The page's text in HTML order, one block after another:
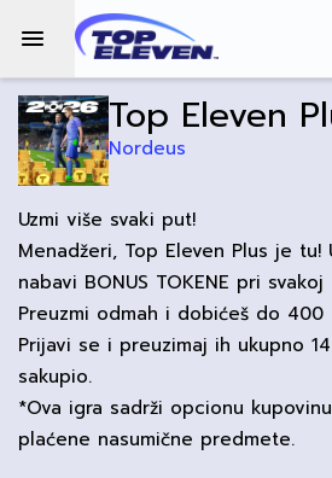
Top Eleven
Nordeus
Uzmi više svaki put!
Menadžeri, Top Eleven Plus je tu!
nabavi BONUS TOKENE pri
Preuzmi odmah i dobićeš do
Prijavi se i preuzimaj ih ukupno
sakupio.
*Ova igra sadrži opcionu
plaćene nasumične predmete.